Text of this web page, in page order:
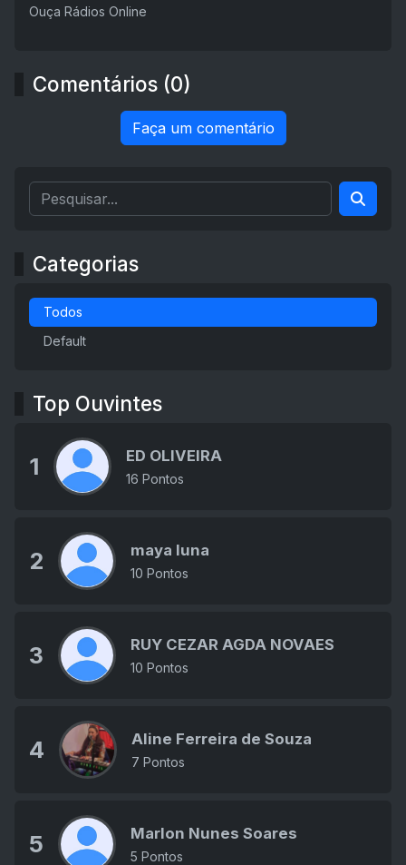
Ouça Rádios Online
Comentários (0)
Faça um comentário
Categorias
Todos
Default
Top Ouvintes
1 ED OLIVEIRA
16 Pontos
2 maya luna
10 Pontos
3 RUY CEZAR AGDA NOVAES
10 Pontos
4 Aline Ferreira de Souza
7 Pontos
5 Marlon Nunes Soares
5 Pontos